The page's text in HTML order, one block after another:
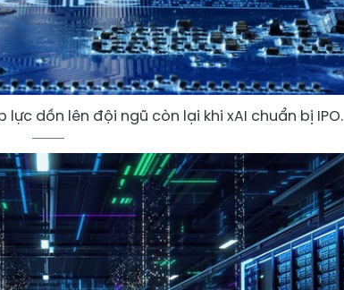
dồn lên đội ngũ còn lại khi xAI chuẩn bị IPO.